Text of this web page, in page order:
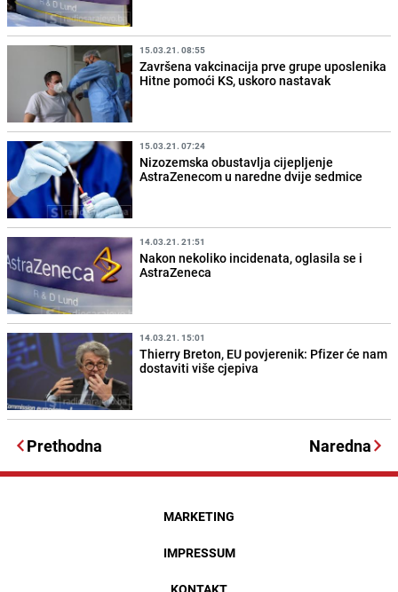
15.03.21. 08:55
Završena vakcinacija prve grupe uposlenika
Hitne pomoći KS, uskoro nastavak
15.03.21. 07:24
Nizozemska obustavlja cijepljenje
AstraZenecom u naredne dvije sedmice
14.03.21. 21:51
Nakon nekoliko incidenata, oglasila se i
AstraZeneca
14.03.21. 15:01
Thierry Breton, EU povjerenik: Pfizer će nam
dostaviti više cjepiva
Prethodna Naredna
MARKETING
IMPRESSUM